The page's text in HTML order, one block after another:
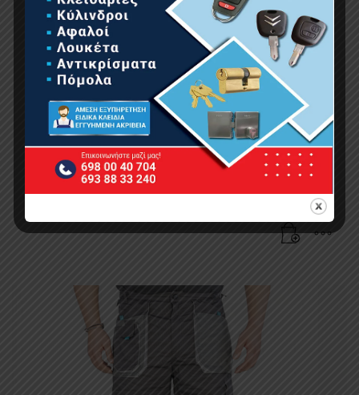
ΒΕΡΜΟΥΔΑ ΜΕ ΤΣΕΠΕΣ XXL/58, 260g/m2
20.64€